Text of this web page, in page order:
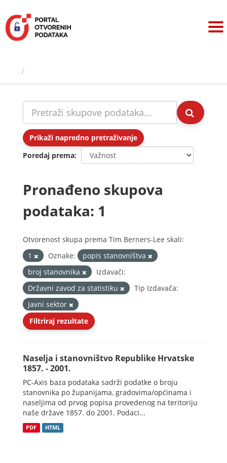
sadržaj
Prikaži napredno pretraživanje
Poredaj prema
Pronađeno skupova
podataka: 1
Otvorenost skupa prema Tim Berners-Lee skali:
1
Oznake:
popis stanovništva
broj stanovnika
Izdavači:
Državni zavod za statistiku
Tip Izdavača:
Javni sektor
Filtriraj rezultate
Naselja i stanovništvo Republike Hrvatske
1857. - 2001.
PC-Axis baza podataka sadrži podatke o broju
stanovnika po županijama, gradovima/općinama i
naseljima od prvog popisa provedenog na teritoriju
naše države 1857. do 2001. Podaci...
PDF HTML